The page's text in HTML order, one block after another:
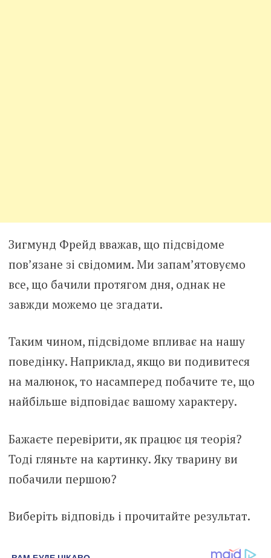
Зигмунд Фрейд вважав, що підсвідоме
пов’язане зі свідомим. Ми запам’ятовуємо
все, що бачили протягом дня, однак не
завжди можемо це згадати.
Таким чином, підсвідоме впливає на нашу
поведінку. Наприклад, якщо ви подивитеся
на малюнок, то насамперед побачите те, що
найбільше відповідає вашому характеру.
Бажаєте перевірити, як працює ця теорія?
Тоді гляньте на картинку. Яку тварину ви
побачили першою?
Виберіть відповідь і прочитайте результат.